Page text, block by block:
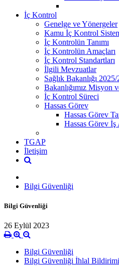
İç Kontrol
Genelge ve Yönergeler
Kamu İç Kontrol
İç Kontrolün Tanımı
İç Kontrolün Amaçları
İç Kontrol Standartları
İlgili Mevzuatlar
Sağlık Bakanlığı
Bakanlığımız Misyon
İç Kontrol Süreci
Hassas Görev
Hassas Görev
Hassas Görev İş
TGAP
İletişim
Bilgi Güvenliği
Bilgi Güvenliği
26 Eylül 2023
Bilgi Güvenliği
Bilgi Güvenliği İhlal Bildirimi